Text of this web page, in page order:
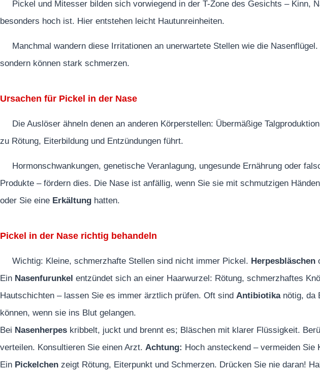
Pickel und Mitesser bilden sich vorwiegend in der T-Zone des Gesichts – Kinn,
besonders hoch ist. Hier entstehen leicht Hautunreinheiten.
Manchmal wandern diese Irritationen an unerwartete Stellen wie die
sondern können stark schmerzen.
Ursachen für Pickel in der Nase
Die Auslöser ähneln denen an anderen Körperstellen: Übermäßige
zu Rötung, Eiterbildung und Entzündungen führt.
Hormonschwankungen, genetische Veranlagung, ungesunde Ernährung oder
Produkte – fördern dies. Die Nase ist anfällig, wenn Sie sie mit schmutzigen
oder Sie eine Erkältung hatten.
Pickel in der Nase richtig behandeln
Wichtig: Kleine, schmerzhafte Stellen sind nicht immer Pickel. Herpesbläschen
Ein Nasenfurunkel entzündet sich an einer Haarwurzel: Rötung, schmerzhaftes
Hautschichten – lassen Sie es immer ärztlich prüfen. Oft sind Antibiotikanötig, da
können, wenn sie ins Blut gelangen.
Bei Nasenherpes kribbelt, juckt und brennt es; Bläschen mit klarer Flüssigkeit.
verteilen. Konsultieren Sie einen Arzt. Achtung: Hoch ansteckend – vermeiden Sie
Ein Pickelchen zeigt Rötung, Eiterpunkt und Schmerzen. Drücken Sie nie daran!